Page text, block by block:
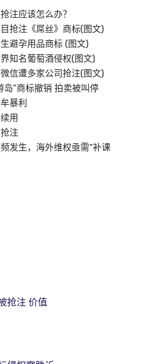
注应该怎么办？
抢注《屌丝》商标(图文)
避孕用品商标 (图文)
知名葡萄酒侵权(图文)
信遭多家公司抢注(图文)
岛”商标撤销 拍卖被叫停
暴利
用
注
发生，海外维权亟需“补课
抢注 价值